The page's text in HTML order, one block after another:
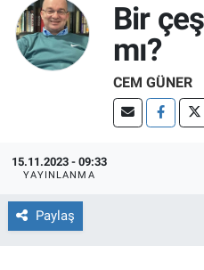
Bir
mı?
CEM GÜNER
15.11.2023 - 09:33
YAYINLANMA
Paylaş
Gizli Gündem
İstanbul Namaz
İstanbul Trafik
Süper Lig Puan
Tüm Manşetler
Son Dakika Haberleri